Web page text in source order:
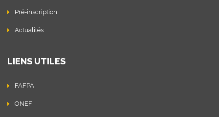
Pré-inscription
Actualités
LIENS UTILES
FAFPA
ONEF